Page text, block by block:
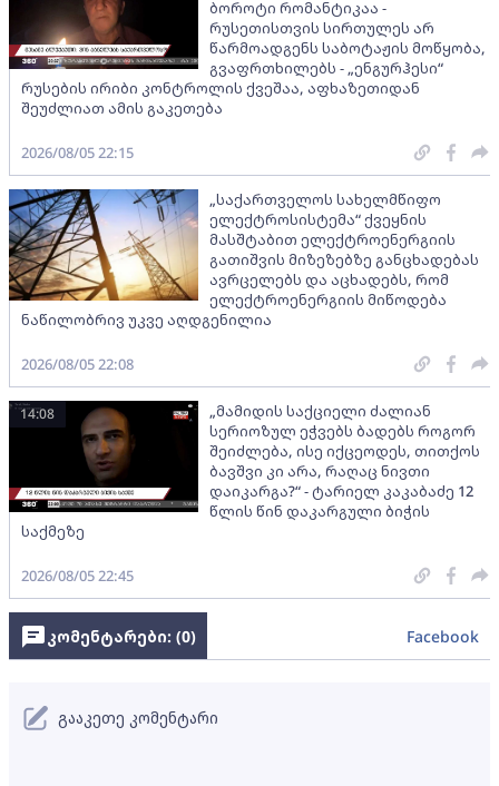
ბოროტი რომანტიკაა -
რუსეთისთვის სირთულეს არ
წარმოადგენს საბოტაჟის მოწყობა,
გვაფრთხილებს - „ენგურჰესი“
რუსების ირიბი კონტროლის ქვეშაა, აფხაზეთიდან
შეუძლიათ ამის გაკეთება
2026/08/05 22:15
„საქართველოს სახელმწიფო
ელექტროსისტემა“ ქვეყნის
მასშტაბით ელექტროენერგიის
გათიშვის მიზეზებზე განცხადებას
ავრცელებს და აცხადებს, რომ
ელექტროენერგიის მიწოდება
ნაწილობრივ უკვე აღდგენილია
2026/08/05 22:08
„მამიდის საქციელი ძალიან
სერიოზულ ეჭვებს ბადებს როგორ
შეიძლება, ისე იქცეოდეს, თითქოს
ბავშვი კი არა, რაღაც ნივთი
დაიკარგა?“ - ტარიელ კაკაბაძე 12
წლის წინ დაკარგული ბიჭის
საქმეზე
14:08
2026/08/05 22:45
კომენტარები: (0) Facebook
გააკეთე კომენტარი